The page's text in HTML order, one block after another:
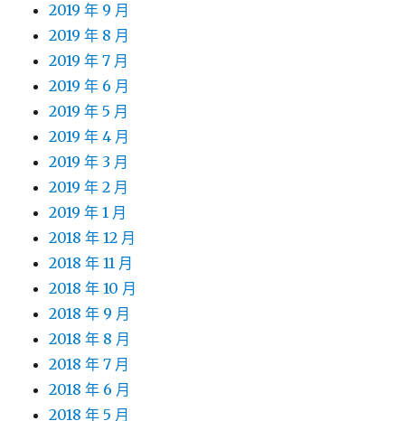
2019 年 9 月
2019 年 8 月
2019 年 7 月
2019 年 6 月
2019 年 5 月
2019 年 4 月
2019 年 3 月
2019 年 2 月
2019 年 1 月
2018 年 12 月
2018 年 11 月
2018 年 10 月
2018 年 9 月
2018 年 8 月
2018 年 7 月
2018 年 6 月
2018 年 5 月